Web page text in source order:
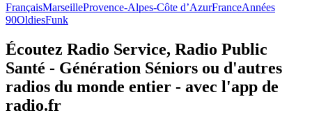
FrançaisMarseilleProvence-Alpes-Côte d’AzurFranceAnnées
90OldiesFunk
Écoutez Radio Service, Radio Public
Santé - Génération Séniors ou d'autres
radios du monde entier - avec l'app de
radio.fr